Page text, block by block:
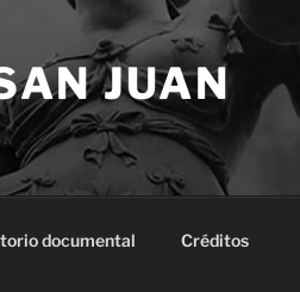
JUAN
documental Créditos